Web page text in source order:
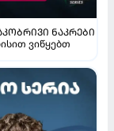
ᲜᲐᲙᲠᲔᲑᲘ
ვიწყებთ